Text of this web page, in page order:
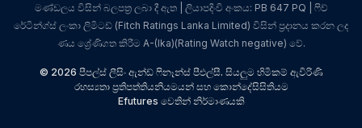
මණ්ඩලය විසින් බලපත්‍ර ලබා දී ඇත | ලියාපදිංචි අංකය: PB 647 PQ | ෆිච්
රේටින්ග්ස් ලංකා ලිමිටඩ් (Fitch Ratings Lanka Limited) විසින් ප්‍රදානය කරන ලද
ණය ශ්‍රේණිගත කිරීම A-(lka)(Rating Watch negative) වේ.
© 2026 පීපල්ස් ලීසිං ඇන්ඩ් ෆිනෑන්ස් පීඑල්සී. සියලුම හිමිකම් ඇවිරිණි
රහස්‍යතා ප්‍රතිපත්තියනියමයන් සහ කොන්දේසිසිතියම
Efutures වෙතින් නිර්මාණයකි